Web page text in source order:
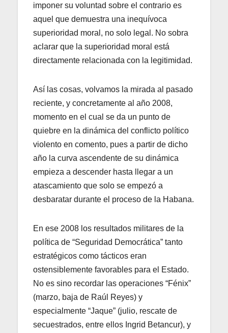
imponer su voluntad sobre el contrario es
aquel que demuestra una inequívoca
superioridad moral, no solo legal. No sobra
aclarar que la superioridad moral está
directamente relacionada con la legitimidad.
Así las cosas, volvamos la mirada al pasado
reciente, y concretamente al año 2008,
momento en el cual se da un punto de
quiebre en la dinámica del conflicto político
violento en comento, pues a partir de dicho
año la curva ascendente de su dinámica
empieza a descender hasta llegar a un
atascamiento que solo se empezó a
desbaratar durante el proceso de la Habana.
En ese 2008 los resultados militares de la
política de “Seguridad Democrática” tanto
estratégicos como tácticos eran
ostensiblemente favorables para el Estado.
No es sino recordar las operaciones “Fénix”
(marzo, baja de Raúl Reyes) y
especialmente “Jaque” (julio, rescate de
secuestrados, entre ellos Ingrid Betancur), y